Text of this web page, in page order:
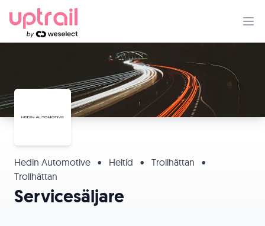
Hedin Automotive • Heltid • Trollhättan
•
Trollhättan
Servicesäljare